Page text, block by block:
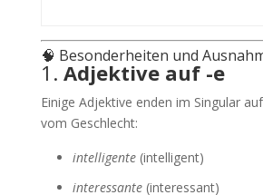
🧠 Besonderheiten und
1. Adjektive auf -e
Einige Adjektive enden im Singular auf
vom Geschlecht:
intelligente(intelligent)
interessante(interessant)